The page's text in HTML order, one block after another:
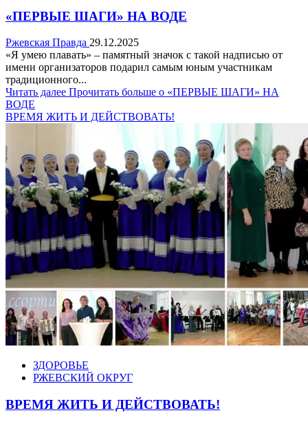
«ПЕРВЫЕ ШАГИ» НА ВОДЕ
Ржевская Правда 29.12.2025
«Я умею плавать» – памятный значок с такой надписью от
имени организаторов подарил самым юным участникам
традиционного...
Читать далее Прочитать больше о «ПЕРВЫЕ ШАГИ» НА
ВОДЕ
ВРЕМЯ ЖИТЬ И ДЕЙСТВОВАТЬ!
ЗДОРОВЬЕ
РЖЕВСКИЙ ОКРУГ
ВРЕМЯ ЖИТЬ И ДЕЙСТВОВАТЬ!